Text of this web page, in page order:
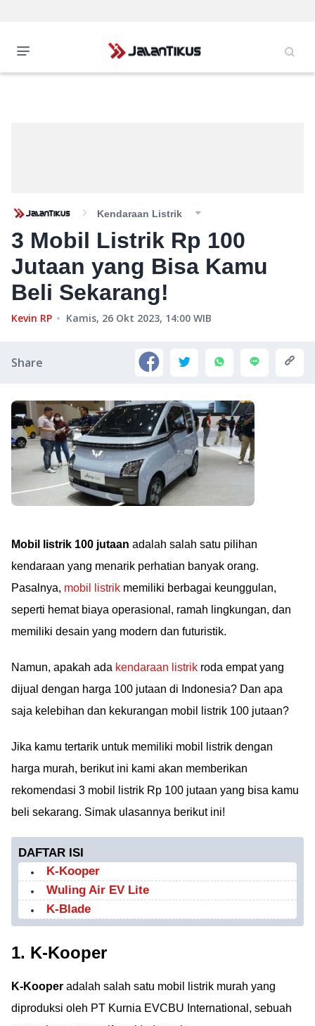
Kendaraan Listrik
3 Mobil Listrik Rp 100
Jutaan yang Bisa Kamu
Beli Sekarang!
Kevin RP Kamis, 26 Okt 2023, 14:00 WIB
Share
Mobil listrik 100 jutaan adalah salah satu pilihan
kendaraan yang menarik perhatian banyak orang.
Pasalnya, mobil listrik memiliki berbagai keunggulan,
seperti hemat biaya operasional, ramah lingkungan, dan
memiliki desain yang modern dan futuristik.
Namun, apakah ada kendaraan listrik roda empat yang
dijual dengan harga 100 jutaan di Indonesia? Dan apa
saja kelebihan dan kekurangan mobil listrik 100 jutaan?
Jika kamu tertarik untuk memiliki mobil listrik dengan
harga murah, berikut ini kami akan memberikan
rekomendasi 3 mobil listrik Rp 100 jutaan yang bisa kamu
beli sekarang. Simak ulasannya berikut ini!
DAFTAR ISI
K-Kooper
Wuling Air EV Lite
K-Blade
1. K-Kooper
K-Kooper adalah salah satu mobil listrik murah yang
diproduksi oleh PT Kurnia EVCBU International, sebuah